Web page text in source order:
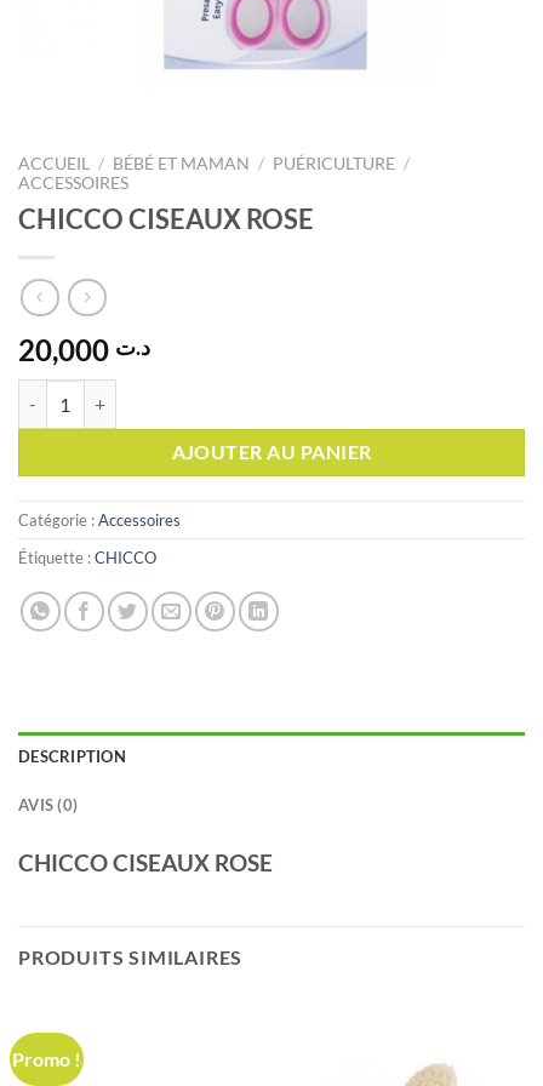
ACCUEIL / BÉBÉ ET MAMAN / PUÉRICULTURE /
ACCESSOIRES
CHICCO CISEAUX ROSE
د.ت
AJOUTER AU PANIER
Catégorie :Accessoires
Étiquette :CHICCO
DESCRIPTION
AVIS (0)
CHICCO CISEAUX ROSE
PRODUITS SIMILAIRES
Promo !